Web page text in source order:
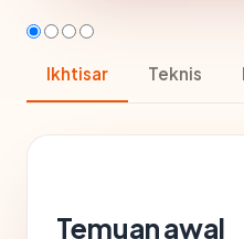
Ikhtisar Teknis
Temuan awal